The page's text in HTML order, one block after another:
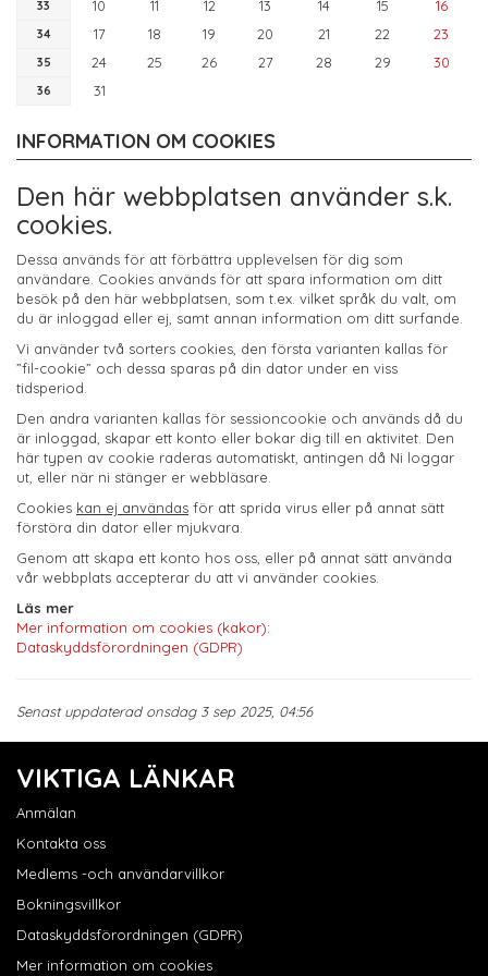
33 10 11 12 13 14 15 16
34 17 18 19 20 21 22 23
35 24 25 26 27 28 29 30
36 31
INFORMATION OM COOKIES
Den här webbplatsen använder s.k.
cookies.
Dessa används för att förbättra upplevelsen för dig som
användare. Cookies används för att spara information om ditt
besök på den här webbplatsen, som t.ex. vilket språk du valt, om
du är inloggad eller ej, samt annan information om ditt surfande.
Vi använder två sorters cookies, den första varianten kallas för
”fil-cookie” och dessa sparas på din dator under en viss
tidsperiod.
Den andra varianten kallas för sessioncookie och används då du
är inloggad, skapar ett konto eller bokar dig till en aktivitet. Den
här typen av cookie raderas automatiskt, antingen då Ni loggar
ut, eller när ni stänger er webbläsare.
Cookies kan ej användas för att sprida virus eller på annat sätt
förstöra din dator eller mjukvara.
Genom att skapa ett konto hos oss, eller på annat sätt använda
vår webbplats accepterar du att vi använder cookies.
Läs mer
Mer information om cookies (kakor):
Dataskyddsförordningen (GDPR)
Senast uppdaterad onsdag 3 sep 2025, 04:56
VIKTIGA LÄNKAR
Anmälan
Kontakta oss
Medlems -och användarvillkor
Bokningsvillkor
Dataskyddsförordningen (GDPR)
Mer information om cookies